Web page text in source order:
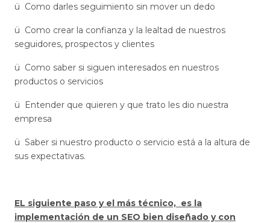
ü Como darles seguimiento sin mover un dedo
ü Como crear la confianza y la lealtad de nuestros
seguidores, prospectos y clientes
ü Como saber si siguen interesados en nuestros
productos o servicios
ü Entender que quieren y que trato les dio nuestra
empresa
ü Saber si nuestro producto o servicio está a la altura de
sus expectativas.
EL siguiente paso y el más técnico, es la
implementación de un SEO bien diseñado y con